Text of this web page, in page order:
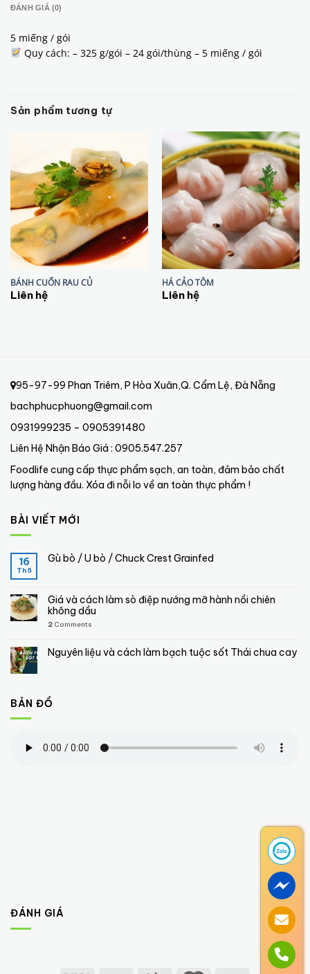
ĐÁNH GIÁ (0)
5 miếng / gói
Quy cách: – 325 g/gói – 24 gói/thùng – 5 miếng / gói
Sản phẩm tương tự
BÁNH CUỐN RAU CỦ
Liên hệ
HÁ CẢO TÔM
Liên hệ
95-97-99 Phan Triêm, P Hòa Xuân,Q. Cẩm Lệ, Đà Nẵng
bachphucphuong@gmail.com
0931999235 – 0905391480
Liên Hệ Nhận Báo Giá : 0905.547.257
Foodlife cung cấp thực phẩm sạch, an toàn, đảm bảo chất
lượng hàng đầu. Xóa đi nỗi lo về an toàn thực phẩm !
BÀI VIẾT MỚI
16
Th5
Gù bò / U bò / Chuck Crest Grainfed
Giá và cách làm sò điệp nướng mỡ hành nồi chiên
không dầu
2 Comments
Nguyên liệu và cách làm bạch tuộc sốt Thái chua cay
BẢN ĐỒ
ĐÁNH GIÁ